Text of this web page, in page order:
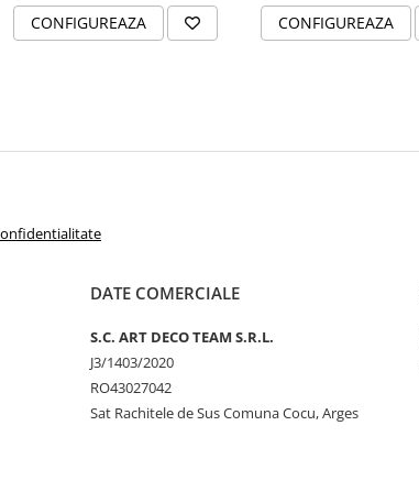
CONFIGUREAZA CONFIGUREAZA
DATE COMERCIALE
S.C. ART DECO TEAM S.R.L.
J3/1403/2020
RO43027042
Sat Rachitele de Sus Comuna Cocu, Arges